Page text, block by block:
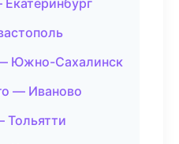
Южно-Сахалинск
— Иваново
Тольятти